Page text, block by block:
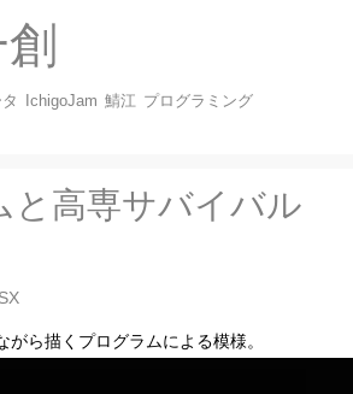
IchigoJam 鯖江 プログラミング
と高専サバイバル
ら描くプログラムによる模様。